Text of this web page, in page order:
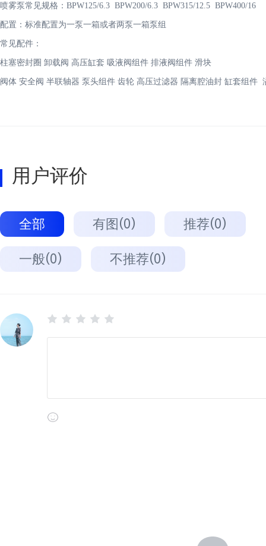
喷雾泵常见规格：BPW125/6.3 BPW200/6.3 BPW315/12.5 BPW400/16
配置：标准配置为一泵一箱或者两泵一箱泵组
常见配件：
柱塞密封圈 卸载阀 高压缸套 吸液阀组件 排液阀组件 滑块
阀体 安全阀 半联轴器 泵头组件 齿轮 高压过滤器 隔离腔油封 缸套组件
用户评价
全部 有图(0) 推荐(0)
一般(0) 不推荐(0)